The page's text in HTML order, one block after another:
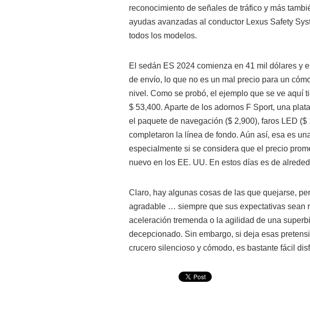
reconocimiento de señales de tráfico y más
ayudas avanzadas al conductor Lexus Safety
todos los modelos.
El sedán ES 2024 comienza en 41 mil dólares y
de envío, lo que no es un mal precio para un
nivel. Como se probó, el ejemplo que se ve aquí
$ 53,400. Aparte de los adornos F Sport, una
el paquete de navegación ($ 2,900), faros LED
completaron la línea de fondo. Aún así, esa es
especialmente si se considera que el precio
nuevo en los EE. UU. En estos días es de
Claro, hay algunas cosas de las que quejarse,
agradable … siempre que sus expectativas sean
aceleración tremenda o la agilidad de una
decepcionado. Sin embargo, si deja esas
crucero silencioso y cómodo, es bastante fácil